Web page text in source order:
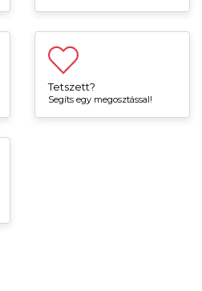
Tetszett?
Segíts egy megosztással!